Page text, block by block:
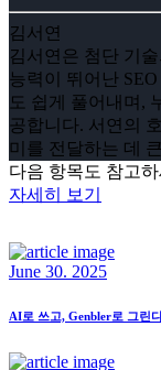
김서연
김서연은 첨단 기
능력이 뛰어난
도 쉽게 풀어내며,
공합니다. 서연의
미를 전달하는 데
다음 항목도 참고
자세히 보기
June 30. 2025
AI로 쓰고, Genbler로 그린